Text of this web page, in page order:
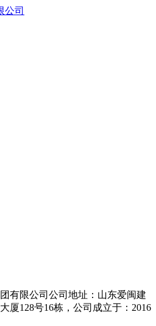
公司
有限公司公司地址：山东爱闽建
厦128号16栋，公司成立于：2016